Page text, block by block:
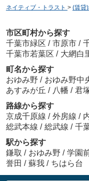
ネイティブ・トラスト > (賃貸
市区町村から探す
千葉市緑区 / 市原市 /
千葉市若葉区 / 大網白
町名から探す
おゆみ野 / おゆみ野中
あすみが丘 / 八幡 / 君
路線から探す
京成千原線 / 外房線 /
総武本線 / 総武線 / 千
駅から探す
鎌取 / おゆみ野 / 学園
誉田 / 蘇我 / ちはら台